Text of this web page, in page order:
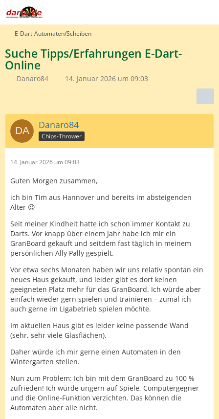
E-Dart-Automaten/Scheiben
Suche Tipps/Erfahrungen E-Dart-
Online
Danaro84 14. Januar 2026 um 09:03
Danaro84
Chips-Thrower
14. Januar 2026 um 09:03
Guten Morgen zusammen,
ich bin Tim aus Hannover und bereits im absteigenden
Alter 😉
Seit meiner Kindheit hatte ich schon immer Kontakt zu
Darts. Vor knapp über einem Jahr habe ich mir ein
GranBoard gekauft und seitdem fast täglich in meinem
persönlichen Ally Pally gespielt.
Vor etwa sechs Monaten haben wir uns relativ spontan ein
neues Haus gekauft, und leider gibt es dort keinen
geeigneten Platz mehr für das GranBoard. Ich würde aber
einfach wieder gern spielen und trainieren – zumal ich
auch gerne im Ligabetrieb spielen möchte.
Im aktuellen Haus gibt es leider keine passende Wand
(sehr, sehr viele Glasflächen).
Daher würde ich mir gerne einen Automaten in den
Wintergarten stellen.
Nun zum Problem: Ich bin mit dem GranBoard zu 100 %
zufrieden! Ich würde ungern auf Spiele, Computergegner
und die Online-Funktion verzichten. Das können die
Automaten aber alle nicht.